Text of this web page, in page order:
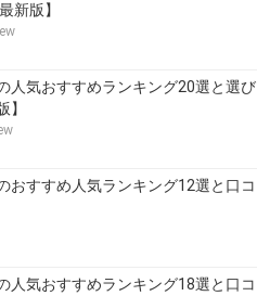
新版】
人気おすすめランキング20選と選び
】
おすすめ人気ランキング12選と口コ
人気おすすめランキング18選と口コ